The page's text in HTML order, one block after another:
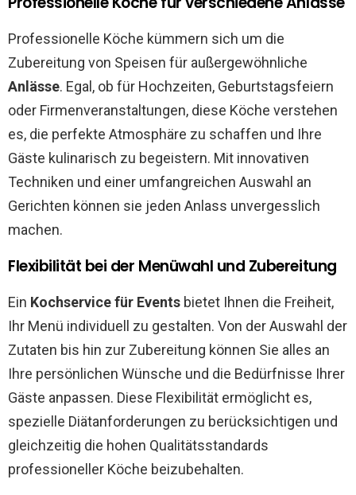
Professionelle Köche kümmern sich um die
Zubereitung von Speisen für außergewöhnliche
Anlässe. Egal, ob für Hochzeiten, Geburtstagsfeiern
oder Firmenveranstaltungen, diese Köche verstehen
es, die perfekte Atmosphäre zu schaffen und Ihre
Gäste kulinarisch zu begeistern. Mit innovativen
Techniken und einer umfangreichen Auswahl an
Gerichten können sie jeden Anlass unvergesslich
machen.
Flexibilität bei der Menüwahl und Zubereitung
Ein Kochservice für Events bietet Ihnen die Freiheit,
Ihr Menü individuell zu gestalten. Von der Auswahl der
Zutaten bis hin zur Zubereitung können Sie alles an
Ihre persönlichen Wünsche und die Bedürfnisse Ihrer
Gäste anpassen. Diese Flexibilität ermöglicht es,
spezielle Diätanforderungen zu berücksichtigen und
gleichzeitig die hohen Qualitätsstandards
professioneller Köche beizubehalten.